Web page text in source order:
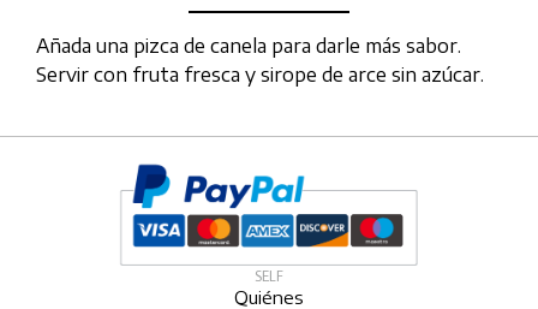
Añada una pizca de canela para darle más sabor.
Servir con fruta fresca y sirope de arce sin azúcar.
SELF
Quiénes